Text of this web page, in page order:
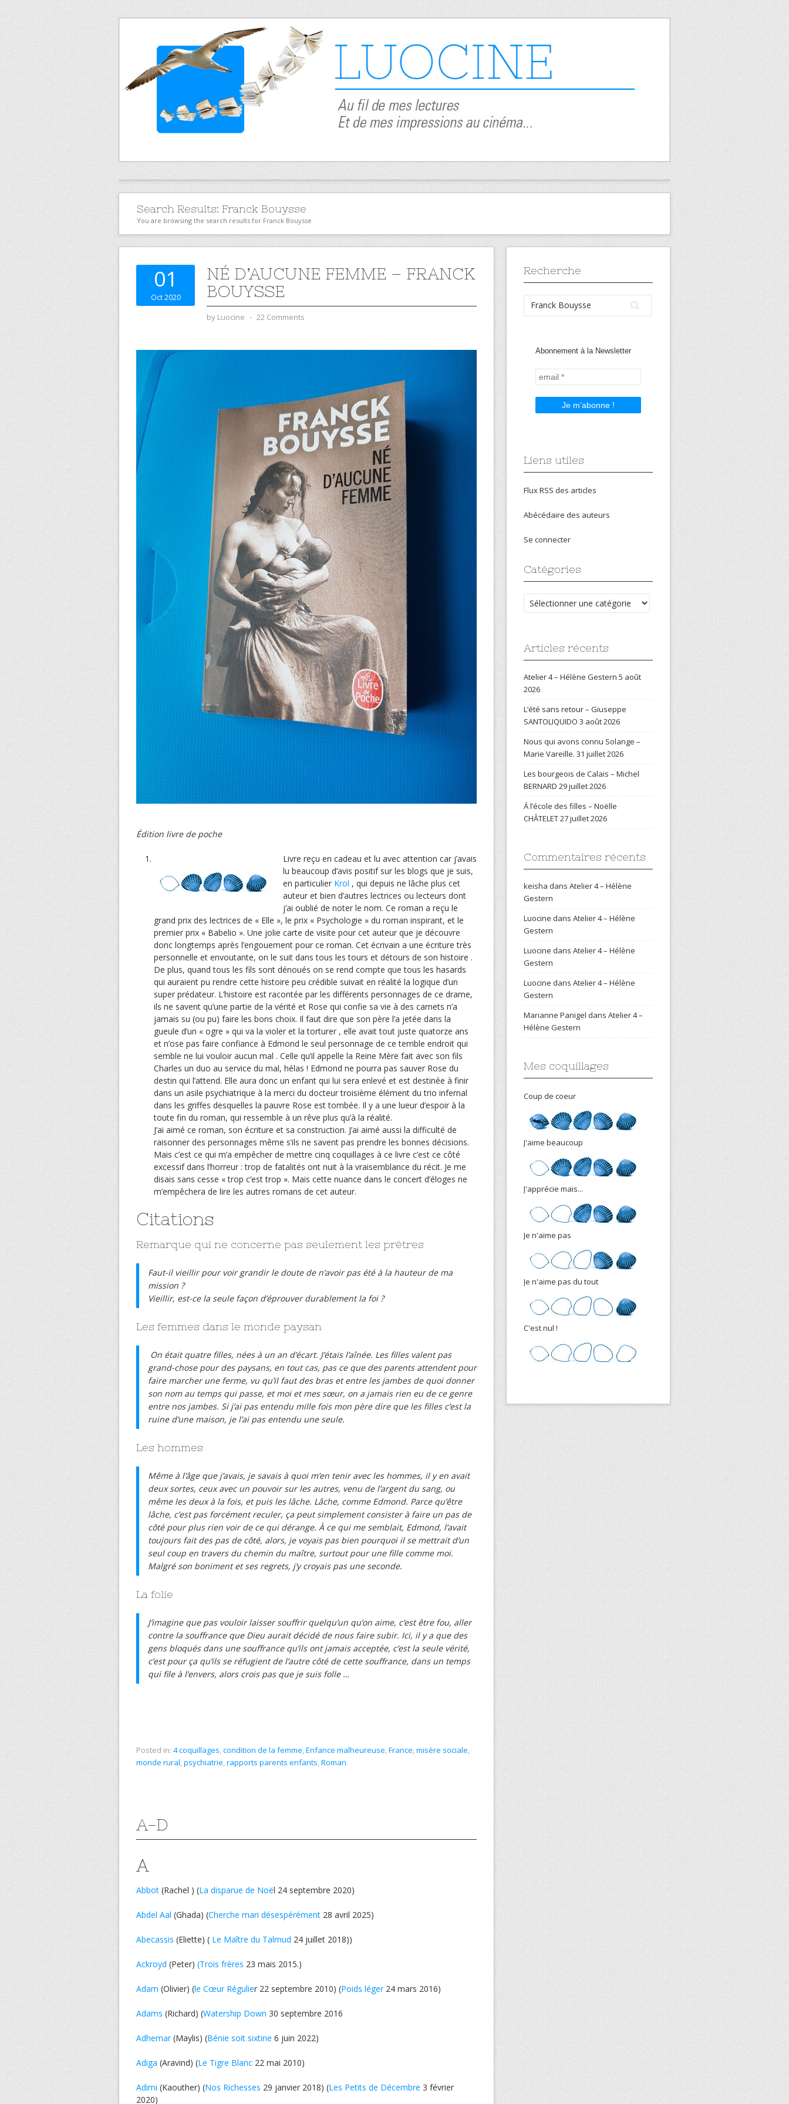
Search Results: Franck Bouysse
You are browsing the search results for Franck Bouysse
01
Oct 2020
NÉ D’AUCUNE FEMME – FRANCK
BOUYSSE
by Luocine ⋅ 22 Comments
Édition livre de poche
Livre reçu en cadeau et lu avec attention car j’avais
lu beaucoup d’avis positif sur les blogs que je suis,
en particulier Krol , qui depuis ne lâche plus cet
auteur et bien d’autres lectrices ou lecteurs dont
j’ai oublié de noter le nom. Ce roman a reçu le
grand prix des lectrices de « Elle », le prix « Psychologie » du roman inspirant, et le
premier prix « Babelio ». Une jolie carte de visite pour cet auteur que je découvre
donc longtemps après l’engouement pour ce roman. Cet écrivain a une écriture très
personnelle et envoutante, on le suit dans tous les tours et détours de son histoire .
De plus, quand tous les fils sont dénoués on se rend compte que tous les hasards
qui auraient pu rendre cette histoire peu crédible suivait en réalité la logique d’un
super prédateur. L’histoire est racontée par les différents personnages de ce drame,
ils ne savent qu’une partie de la vérité et Rose qui confie sa vie à des carnets n’a
jamais su (ou pu) faire les bons choix. Il faut dire que son père l’a jetée dans la
gueule d’un « ogre » qui va la violer et la torturer , elle avait tout juste quatorze ans
et n’ose pas faire confiance à Edmond le seul personnage de ce terrible endroit qui
semble ne lui vouloir aucun mal . Celle qu’il appelle la Reine Mère fait avec son fils
Charles un duo au service du mal, hélas ! Edmond ne pourra pas sauver Rose du
destin qui l’attend. Elle aura donc un enfant qui lui sera enlevé et est destinée à finir
dans un asile psychiatrique à la merci du docteur troisième élément du trio infernal
dans les griffes desquelles la pauvre Rose est tombée. Il y a une lueur d’espoir à la
toute fin du roman, qui ressemble à un rêve plus qu’à la réalité.
J’ai aimé ce roman, son écriture et sa construction. J’ai aimé aussi la difficulté de
raisonner des personnages même s’ils ne savent pas prendre les bonnes décisions.
Mais c’est ce qui m’a empêcher de mettre cinq coquillages à ce livre c’est ce côté
excessif dans l’horreur : trop de fatalités ont nuit à la vraisemblance du récit. Je me
disais sans cesse « trop c’est trop ». Mais cette nuance dans le concert d’éloges ne
m’empêchera de lire les autres romans de cet auteur.
Citations
Remarque qui ne concerne pas seulement les prêtres
Faut-il vieillir pour voir grandir le doute de n’avoir pas été à la hauteur de ma
mission ?
Vieillir, est-ce la seule façon d’éprouver durablement la foi ?
Les femmes dans le monde paysan
On était quatre filles, nées à un an d’écart. J’étais l’aînée. Les filles valent pas
grand-chose pour des paysans, en tout cas, pas ce que des parents attendent pour
faire marcher une ferme, vu qu’il faut des bras et entre les jambes de quoi donner
son nom au temps qui passe, et moi et mes sœur, on a jamais rien eu de ce genre
entre nos jambes. Si j’ai pas entendu mille fois mon père dire que les filles c’est la
ruine d’une maison, je l’ai pas entendu une seule.
Les hommes
Même à l’âge que j’avais, je savais à quoi m’en tenir avec les hommes, il y en avait
deux sortes, ceux avec un pouvoir sur les autres, venu de l’argent du sang, ou
même les deux à la fois, et puis les lâche. Lâche, comme Edmond. Parce qu’être
lâche, c’est pas forcément reculer, ça peut simplement consister à faire un pas de
côté pour plus rien voir de ce qui dérange. À ce qui me semblait, Edmond, l’avait
toujours fait des pas de côté, alors, je voyais pas bien pourquoi il se mettrait d’un
seul coup en travers du chemin du maître, surtout pour une fille comme moi.
Malgré son boniment et ses regrets, j’y croyais pas une seconde.
La folie
J’imagine que pas vouloir laisser souffrir quelqu’un qu’on aime, c’est être fou, aller
contre la souffrance que Dieu aurait décidé de nous faire subir. Ici, il y a que des
gens bloqués dans une souffrance qu’ils ont jamais acceptée, c’est la seule vérité,
c’est pour ça qu’ils se réfugient de l’autre côté de cette souffrance, dans un temps
qui file à l’envers, alors crois pas que je suis folle …
Posted in: 4 coquillages,condition de la femme,Enfance malheureuse,France,misère sociale,
monde rural,psychiatrie,rapports parents enfants,Roman
A-D
A
Abbot (Rachel ) (La disparue de Noël 24 septembre 2020)
Abdel Aal (Ghada) (Cherche mari désespérément 28 avril 2025)
Abecassis (Eliette) ( Le Maître du Talmud 24 juillet 2018))
Ackroyd (Peter) (Trois frères 23 mais 2015.)
Adam (Olivier) (le Cœur Régulier 22 septembre 2010) (Poids léger24 mars 2016)
Adams (Richard) (Watership Down 30 septembre 2016
Adhemar(Maylis) (Bénie soit sixtine 6 juin 2022)
Adiga (Aravind) (Le Tigre Blanc 22 mai 2010)
Adimi (Kaouther) (Nos Richesses 29 janvier 2018) (Les Petits de Décembre 3 février
2020)
Recherche
Abonnement à la Newsletter
Liens utiles
Flux RSS des articles
Abécédaire des auteurs
Se connecter
Catégories
Catégories
Articles récents
Atelier 4 – Hélène Gestern 5 août
2026
L’été sans retour – Giuseppe
SANTOLIQUIDO 3 août 2026
Nous qui avons connu Solange –
Marie Vareille. 31 juillet 2026
Les bourgeois de Calais – Michel
BERNARD 29 juillet 2026
Á l’école des filles – Noëlle
CHÂTELET27 juillet 2026
Commentaires récents
keisha dans Atelier 4 – Hélène
Gestern
Luocine dans Atelier 4 – Hélène
Gestern
Luocine dans Atelier 4 – Hélène
Gestern
Luocine dans Atelier 4 – Hélène
Gestern
Marianne Panigel dans Atelier 4 –
Hélène Gestern
Mes coquillages
Coup de coeur
J'aime beaucoup
J'apprécie mais...
Je n'aime pas
Je n'aime pas du tout
C'est nul !